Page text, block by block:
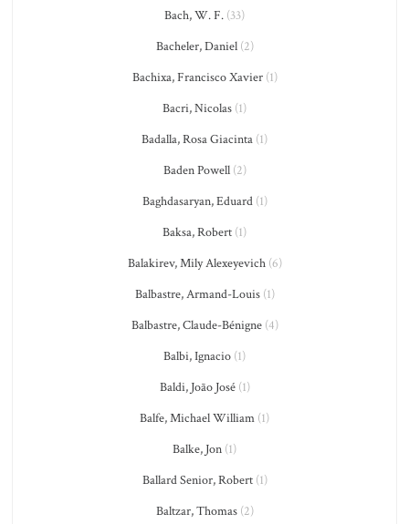
Bach, W. F. (33)
Bacheler, Daniel(2)
Bachixa, Francisco Xavier(1)
Bacri, Nicolas (1)
Badalla, Rosa Giacinta (1)
Baden Powell(2)
Baghdasaryan, Eduard(1)
Baksa, Robert (1)
Balakirev, Mily Alexeyevich(6)
Balbastre, Armand-Louis(1)
Balbastre, Claude-Bénigne(4)
Balbi, Ignacio (1)
Baldi, João José(1)
Balfe, Michael William (1)
Balke, Jon (1)
Ballard Senior, Robert(1)
Baltzar, Thomas(2)